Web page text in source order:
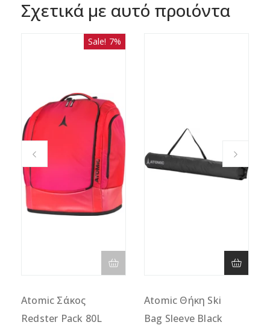
Σχετικά με αυτό προιόντα
Sale! 7%
Atomic Σάκος
Redster Pack 80L
Atomic Θήκη Ski
Bag Sleeve Black